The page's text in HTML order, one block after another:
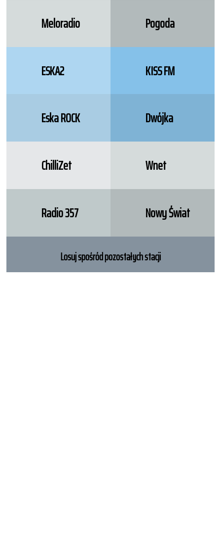
Meloradio Pogoda
ESKA2 KISS FM
Eska ROCK Dwójka
ChilliZet Wnet
Radio 357 Nowy Świat
Losuj spośród pozostałych stacji